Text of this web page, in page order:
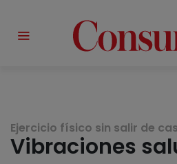
Ejercicio físico sin salir de
Vibraciones